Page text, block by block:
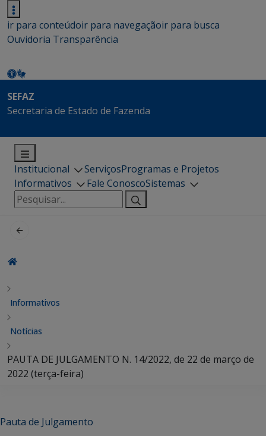
ir para conteúdoir para navegaçãoir para busca
Ouvidoria Transparência
SEFAZ
Secretaria de Estado de Fazenda
Institucional ServiçosProgramas e Projetos
Informativos
Fale ConoscoSistemas
Pesquisar
por:
Informativos
Notícias
PAUTA DE JULGAMENTO N. 14/2022, de 22 de março de
2022 (terça-feira)
Pauta de Julgamento